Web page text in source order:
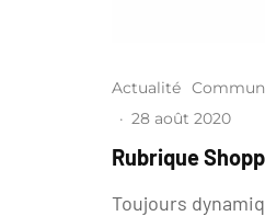
Actualité
· 28 août 2020
Rubrique
Toujours